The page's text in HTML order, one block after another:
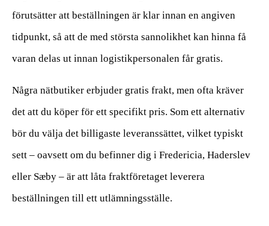
förutsätter att beställningen är klar innan en angiven
tidpunkt, så att de med största sannolikhet kan hinna få
varan delas ut innan logistikpersonalen får gratis.
Några nätbutiker erbjuder gratis frakt, men ofta kräver
det att du köper för ett specifikt pris. Som ett alternativ
bör du välja det billigaste leveranssättet, vilket typiskt
sett – oavsett om du befinner dig i Fredericia, Haderslev
eller Sæby – är att låta fraktföretaget leverera
beställningen till ett utlämningsställe.